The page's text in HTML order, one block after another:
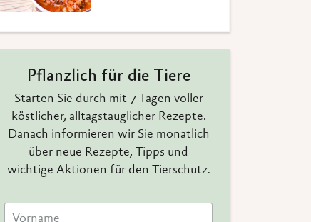
Pflanzlich für die Tiere
Starten Sie durch mit 7 Tagen voller
köstlicher, alltagstauglicher Rezepte.
Danach informieren wir Sie monatlich
über neue Rezepte, Tipps und
wichtige Aktionen für den Tierschutz.